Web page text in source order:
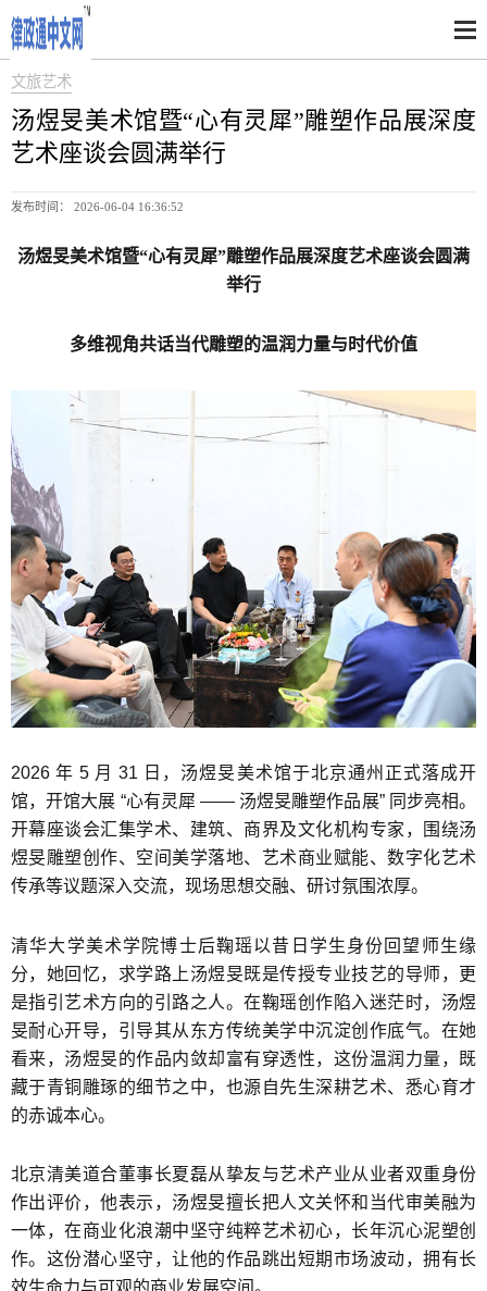
文旅艺术
汤煜旻美术馆暨“心有灵犀”雕塑作品展深度
艺术座谈会圆满举行
发布时间： 2026-06-04 16:36:52
汤煜旻美术馆暨“心有灵犀”雕塑作品展深度艺术座谈会圆满
举行
多维视角共话当代雕塑的温润力量与时代价值
2026 年 5 月 31 日，汤煜旻美术馆于北京通州正式落成开
馆，开馆大展 “心有灵犀 —— 汤煜旻雕塑作品展” 同步亮相。
开幕座谈会汇集学术、建筑、商界及文化机构专家，围绕汤
煜旻雕塑创作、空间美学落地、艺术商业赋能、数字化艺术
传承等议题深入交流，现场思想交融、研讨氛围浓厚。
清华大学美术学院博士后鞠瑶以昔日学生身份回望师生缘
分，她回忆，求学路上汤煜旻既是传授专业技艺的导师，更
是指引艺术方向的引路之人。在鞠瑶创作陷入迷茫时，汤煜
旻耐心开导，引导其从东方传统美学中沉淀创作底气。在她
看来，汤煜旻的作品内敛却富有穿透性，这份温润力量，既
藏于青铜雕琢的细节之中，也源自先生深耕艺术、悉心育才
的赤诚本心。
北京清美道合董事长夏磊从挚友与艺术产业从业者双重身份
作出评价，他表示，汤煜旻擅长把人文关怀和当代审美融为
一体，在商业化浪潮中坚守纯粹艺术初心，长年沉心泥塑创
作。这份潜心坚守，让他的作品跳出短期市场波动，拥有长